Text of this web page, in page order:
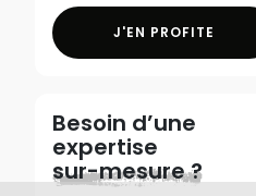
J'EN PROFITE
Besoin d’une
expertise
sur-mesure ?